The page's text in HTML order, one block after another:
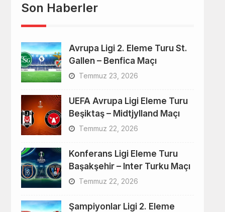
Son Haberler
Avrupa Ligi 2. Eleme Turu St.
Gallen – Benfica Maçı
Temmuz 23, 2026
UEFA Avrupa Ligi Eleme Turu
Beşiktaş – Midtjylland Maçı
Temmuz 22, 2026
Konferans Ligi Eleme Turu
Başakşehir – Inter Turku Maçı
Temmuz 22, 2026
Şampiyonlar Ligi 2. Eleme